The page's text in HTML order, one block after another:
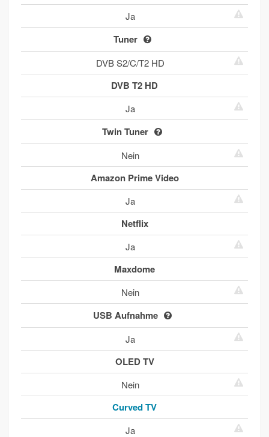
Ja
Tuner
DVB S2/C/T2 HD
DVB T2 HD
Ja
Twin Tuner
Nein
Amazon Prime Video
Ja
Netflix
Ja
Maxdome
Nein
USB Aufnahme
Ja
OLED TV
Nein
Curved TV
Ja